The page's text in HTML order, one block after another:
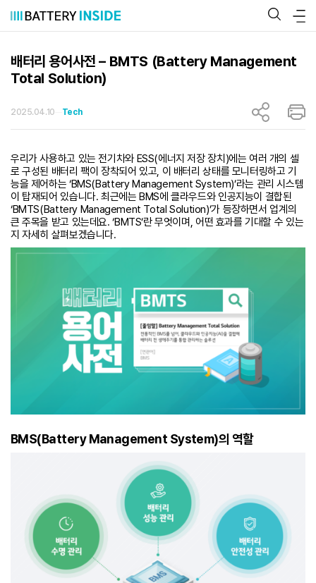
츠
배터리 용어사전 – BMTS (Battery Management
Total Solution)
2025.04.10 Tech
우리가 사용하고 있는 전기차와 ESS(에너지 저장 장치)에는 여러 개의 셀
로 구성된 배터리 팩이 장착되어 있고, 이 배터리 상태를 모니터링하고 기
능을 제어하는 ‘BMS(Battery Management System)’라는 관리 시스템
이 탑재되어 있습니다. 최근에는 BMS에 클라우드와 인공지능이 결합된
‘BMTS(Battery Management Total Solution)’가 등장하면서 업계의
큰 주목을 받고 있는데요. ‘BMTS’란 무엇이며, 어떤 효과를 기대할 수 있는
지 자세히 살펴보겠습니다.
BMS(Battery Management System)의 역할